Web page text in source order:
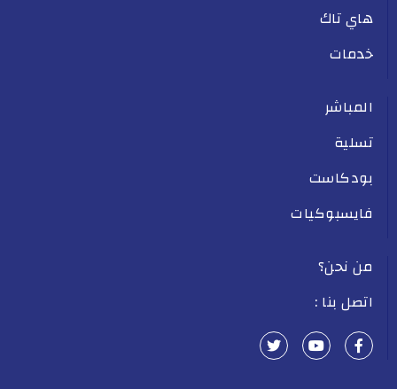
هاي تاك
خدمات
المباشر
تسلية
بودكاست
فايسبوكيات
من نحن؟
اتصل بنا :